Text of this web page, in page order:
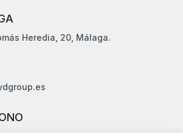
Heredia, 20, Málaga.
449 110